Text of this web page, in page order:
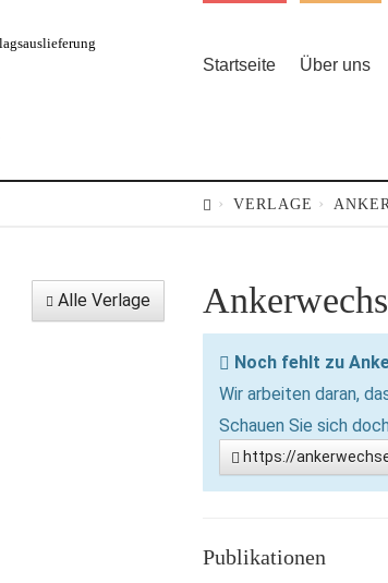
Startseite Über uns
VERLAGE
Alle Verlage
Noch fehlt zu
Wir arbeiten daran,
Schauen Sie sich
https://
Publikationen